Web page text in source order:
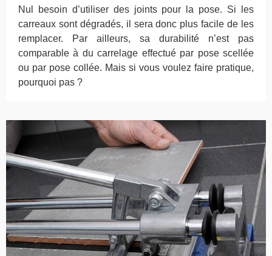
Nul besoin d’utiliser des joints pour la pose. Si les
carreaux sont dégradés, il sera donc plus facile de les
remplacer. Par ailleurs, sa durabilité n’est pas
comparable à du carrelage effectué par pose scellée
ou par pose collée. Mais si vous voulez faire pratique,
pourquoi pas ?